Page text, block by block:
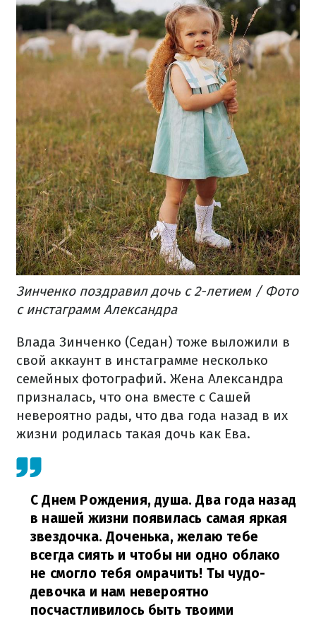
Зинченко поздравил дочь с 2-летием / Фото
с инстаграмм Александра
Влада Зинченко (Седан) тоже выложили в
свой аккаунт в инстаграмме несколько
семейных фотографий. Жена Александра
призналась, что она вместе с Сашей
невероятно рады, что два года назад в их
жизни родилась такая дочь как Ева.
С Днем Рождения, душа. Два года назад
в нашей жизни появилась самая яркая
звездочка. Доченька, желаю тебе
всегда сиять и чтобы ни одно облако
не смогло тебя омрачить! Ты чудо-
девочка и нам невероятно
посчастливилось быть твоими